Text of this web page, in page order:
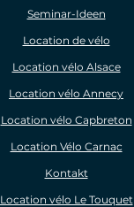
Seminar-Ideen
Location de vélo
Location vélo Alsace
Location vélo Annecy
Location vélo Capbreton
Location Vélo Carnac
Kontakt
Location vélo Le Touquet